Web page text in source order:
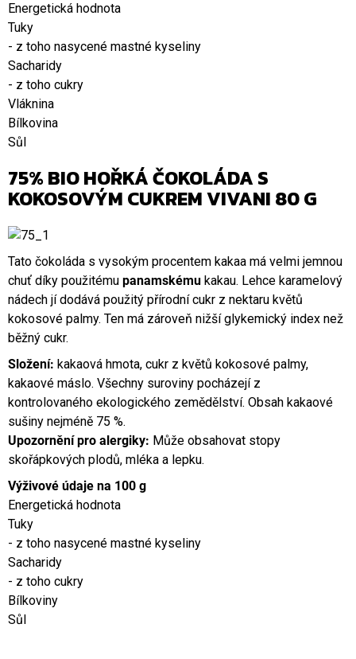
Energetická hodnota
Tuky
- z toho nasycené mastné kyseliny
Sacharidy
- z toho cukry
Vláknina
Bílkovina
Sůl
75% BIO HOŘKÁ ČOKOLÁDA S
KOKOSOVÝM CUKREM VIVANI 80 G
Tato čokoláda s vysokým procentem kakaa má velmi jemnou
chuť díky použitému panamskému kakau. Lehce karamelový
nádech jí dodává použitý přírodní cukr z nektaru květů
kokosové palmy. Ten má zároveň nižší glykemický index než
běžný cukr.
Složení: kakaová hmota, cukr z květů kokosové palmy,
kakaové máslo. Všechny suroviny pocházejí z
kontrolovaného ekologického zemědělství. Obsah kakaové
sušiny nejméně 75 %.
Upozornění pro alergiky: Může obsahovat stopy
skořápkových plodů, mléka a lepku.
Výživové údaje na 100 g
Energetická hodnota
Tuky
- z toho nasycené mastné kyseliny
Sacharidy
- z toho cukry
Bílkoviny
Sůl